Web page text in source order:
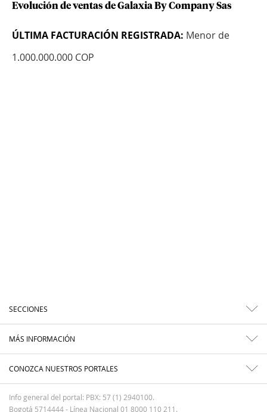
Evolución de ventas de Galaxia By Company Sas
ÚLTIMA FACTURACIÓN REGISTRADA: Menor de
1.000.000.000 COP
SECCIONES
MÁS INFORMACIÓN
CONOZCA NUESTROS PORTALES
Info general del portal: PBX: 57 (1) 2940100.
Bogotá 5714444 - Línea Nacional 01 8000 110 211.